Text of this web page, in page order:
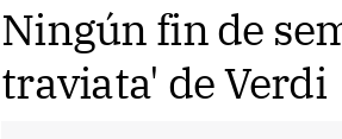
Ningún fin de
traviata' de Verdi